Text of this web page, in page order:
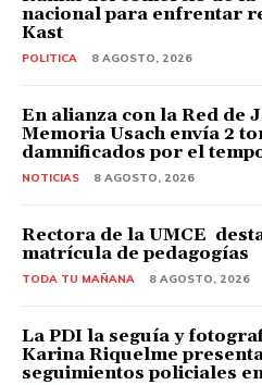
nacional para enfrentar
Kast
POLITICA 8 AGOSTO, 2026
En alianza con la Red de
Memoria Usach envía 2
damnificados por el
NOTICIAS 8 AGOSTO, 2026
Rectora de la UMCE
matrícula de pedagogías
TODA TU MAÑANA 8 AGOSTO, 2026
La PDI la seguía y
Karina Riquelme
seguimientos policiales